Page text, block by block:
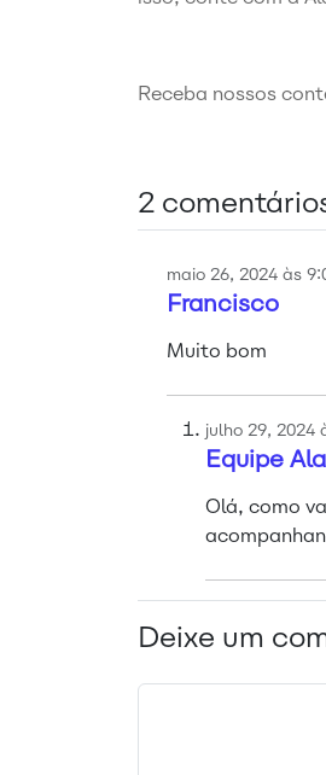
Receba nossos
2
maio 26, 2024 às
Francisco
Muito bom
julho 29, 2024
Equipe
Olá, como
Deixe um